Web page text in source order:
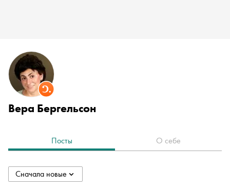
Вера Бергельсон
Посты О себе
Сначала новые
collapsed